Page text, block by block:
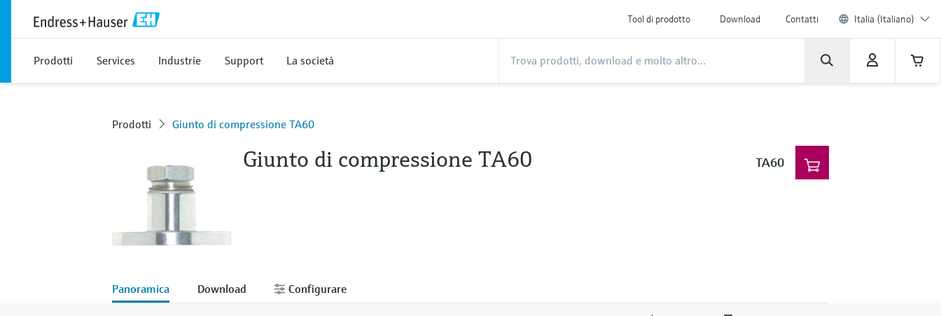
Tool di prodotto Download Contatti Italia (Italiano)
Prodotti Services Industrie Support La società
Prodotti Giunto di compressione TA60
Giunto di compressione TA60 TA60
Panoramica Download Configurare